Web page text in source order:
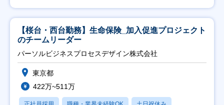
【桜台・西台勤務】生命保険_加入促進プロジェクト
のチームリーダー
パーソルビジネスプロセスデザイン株式会社
東京都
422万~511万